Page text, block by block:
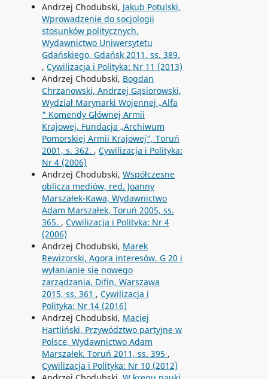
Andrzej Chodubski, Jakub Potulski,
Wprowadzenie do socjologii
stosunków politycznych,
Wydawnictwo Uniwersytetu
Gdańskiego, Gdańsk 2011, ss. 389.
, Cywilizacja i Polityka: Nr 11 (2013)
Andrzej Chodubski, Bogdan
Chrzanowski, Andrzej Gąsiorowski,
Wydział Marynarki Wojennej „Alfa
" Komendy Głównej Armii
Krajowej, Fundacja „Archiwum
Pomorskiej Armii Krajowej", Toruń
2001, s. 362. , Cywilizacja i Polityka:
Nr 4 (2006)
Andrzej Chodubski, Współczesne
oblicza mediów, red. Joanny
Marszałek-Kawa, Wydawnictwo
Adam Marszałek, Toruń 2005, ss.
365. , Cywilizacja i Polityka: Nr 4
(2006)
Andrzej Chodubski, Marek
Rewizorski, Agora interesów. G 20 i
wyłanianie się nowego
zarządzania, Difin, Warszawa
2015, ss. 361 , Cywilizacja i
Polityka: Nr 14 (2016)
Andrzej Chodubski, Maciej
Hartliński, Przywództwo partyjne w
Polsce, Wydawnictwo Adam
Marszałek, Toruń 2011, ss. 395 ,
Cywilizacja i Polityka: Nr 10 (2012)